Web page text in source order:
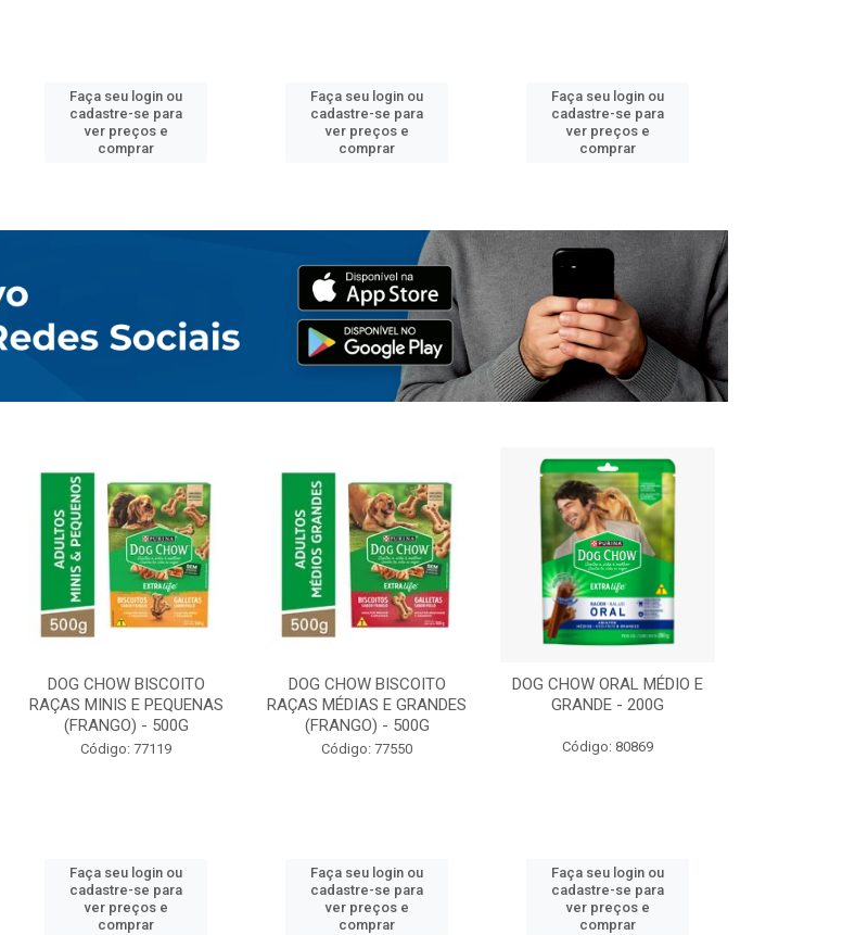
Faça seu login ou
cadastre-se para
ver preços e
comprar
Faça seu login ou
cadastre-se para
ver preços e
comprar
Faça seu login ou
cadastre-se para
ver preços e
comprar
DOG CHOW BISCOITO
RAÇAS MINIS E PEQUENAS
(FRANGO) - 500G
Código: 77119
Faça seu login ou
cadastre-se para
ver preços e
comprar
DOG CHOW BISCOITO
RAÇAS MÉDIAS E GRANDES
(FRANGO) - 500G
Código: 77550
Faça seu login ou
cadastre-se para
ver preços e
comprar
DOG CHOW ORAL MÉDIO E
GRANDE - 200G
Código: 80869
Faça seu login ou
cadastre-se para
ver preços e
comprar